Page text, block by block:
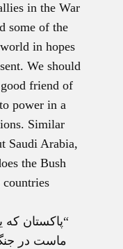
in the War
some of the
in hopes
We should
friend of
power in a
Similar
Saudi Arabia,
the Bush
“پاکستان که
ماست در